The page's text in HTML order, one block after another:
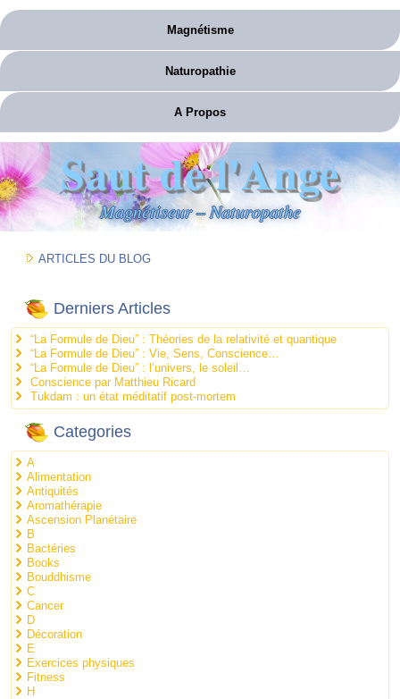
Magnétisme
Naturopathie
A Propos
Saut de l'Ange
Magnétiseur – Naturopathe
ARTICLES DU BLOG
Derniers Articles
“La Formule de Dieu” : Théories de la relativité et quantique
“La Formule de Dieu” : Vie, Sens, Conscience…
“La Formule de Dieu” : l’univers, le soleil…
Conscience par Matthieu Ricard
Tukdam : un état méditatif post-mortem
Categories
A
Alimentation
Antiquités
Aromathérapie
Ascension Planétaire
B
Bactéries
Books
Bouddhisme
C
Cancer
D
Décoration
E
Exercices physiques
Fitness
H